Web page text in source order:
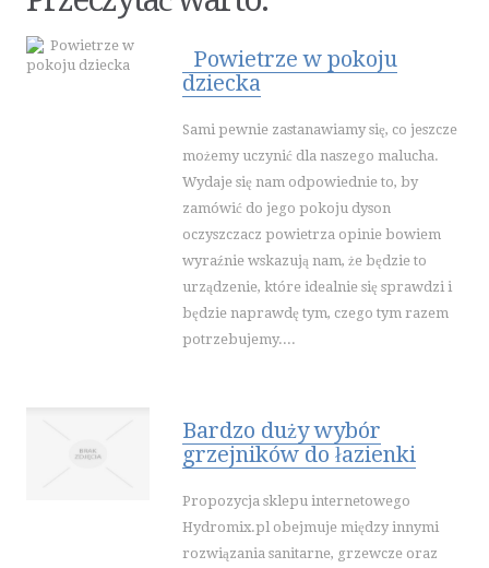
INNE AGENCJE
SPORT
IMPREZY INTEGRACYJNE
ZAJĘCIA SPORTOWE I REKREACYJNE
PRZEMYSŁ
INFORMATYCZNE
RESTAURACJE, CATERING
FOTOGRAFIA
ADWOKACI, PORADY PRAWNE
ŚLUB I WESELE
OPIEKA
INNE USŁUGI
WAKACJE
HOTELE I NOCLEGI
Powietrze w pokoju
dziecka
Sami pewnie zastanawiamy się, co jeszcze
możemy uczynić dla naszego malucha.
Wydaje się nam odpowiednie to, by
zamówić do jego pokoju dyson
oczyszczacz powietrza opinie bowiem
wyraźnie wskazują nam, że będzie to
urządzenie, które idealnie się sprawdzi i
będzie naprawdę tym, czego tym razem
potrzebujemy....
Bardzo duży wybór
grzejników do łazienki
Propozycja sklepu internetowego
Hydromix.pl obejmuje między innymi
rozwiązania sanitarne, grzewcze oraz